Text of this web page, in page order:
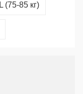
L (75-85 кг)